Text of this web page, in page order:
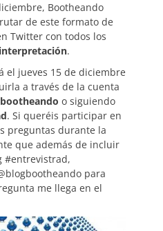
Bootheando
de este formato de
Twitter con todos los
interpretación.
el jueves 15 de diciembre
a través de la cuenta
o siguiendo
. Si queréis participar en
preguntas durante la
que además de incluir
#entrevistrad,
para
me llega en el